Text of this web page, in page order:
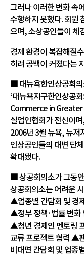
그러나 이러한 변화 속
수행하지 못했다. 회원
으며, 소상공인들이 체
경제 환경이 복잡해질
히려 공백이 커졌다는
■ 대뉴욕한인상공회
‘대뉴욕지구한인상공
Commerce in Greater
실업인협회가 전신이
2006년 3월 뉴욕, 뉴저
인상공인들의 대변 단
확대됐다.
■ 상공회의소가 그동
상공회의소는 어려운
▲업종별 간담회 및 경
▲정부 정책·법률 변화
▲청년 경제인 멘토링
교류 프로젝트 협력 ▲
비대면 간담회 및 업종